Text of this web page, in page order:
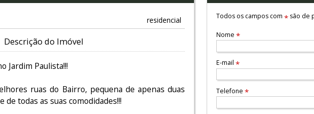
residencial
Descrição do Imóvel
Jardim Paulista!!!
ruas do Bairro, pequena de apenas duas
todas as suas comodidades!!!
Todos os campos com *são de
Nome *
E-mail *
Telefone *